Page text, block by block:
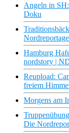
Angeln in
Doku
Hamburg
nordstory |
Reupload:
freiem
Morgens am
Die